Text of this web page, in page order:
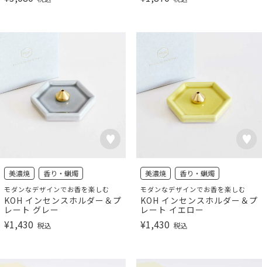
美濃焼 香り・蝋燭
モダンなデザインでお香を楽しむ
KOH インセンスホルダー＆プ
レート グレー
¥1,430 税込
美濃焼 香り・蝋燭
モダンなデザインでお香を楽しむ
KOH インセンスホルダー＆プ
レート イエロー
¥1,430 税込